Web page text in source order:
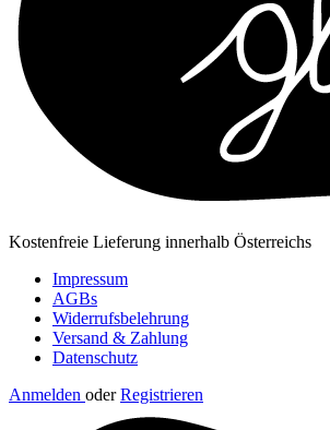
Kostenfreie Lieferung innerhalb Österreichs
Impressum
AGBs
Widerrufsbelehrung
Versand & Zahlung
Datenschutz
Anmelden oder Registrieren